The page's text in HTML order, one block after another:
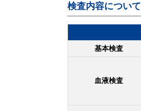
検査内容について
基本検査
血液検査